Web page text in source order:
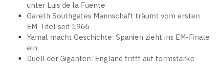
unter Luis de la Fuente
Gareth Southgates Mannschaft träumt vom ersten
EM-Titel seit 1966
Yamal macht Geschichte: Spanien zieht ins EM-Finale
ein
Duell der Giganten: England trifft auf formstarke